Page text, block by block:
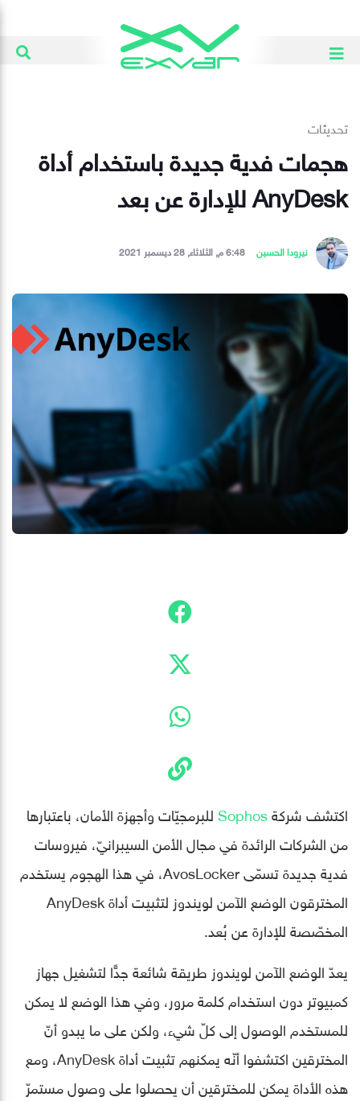
تحديثات
هجمات فدية جديدة باستخدام أداة
AnyDesk للإدارة عن بعد
نيرودا الحسين 6:48 م, الثلاثاء, 28 ديسمبر 2021
اكتشف شركةSophosللبرمجيّات وأجهزة الأمان، باعتبارها
من الشركات الرائدة في مجال الأمن السيبرانيّ، فيروسات
فدية جديدة تسمّى AvosLocker، في هذا الهجوم يستخدم
المخترقون الوضع الآمن لويندوز لتثبيت أداة AnyDesk
المخصّصة للإدارة عن بُعد.
يعدّ الوضع الآمن لويندوز طريقة شائعة جدًّا لتشغيل جهاز
كمبيوتر دون استخدام كلمة مرور، وفي هذا الوضع لا يمكن
للمستخدم الوصول إلى كلّ شيء، ولكن على ما يبدو أنّ
المخترقين اكتشفوا أنّه يمكنهم تثبيت أداة AnyDesk، ومع
هذه الأداة يمكن للمخترقين أن يحصلوا على وصول مستمرّ